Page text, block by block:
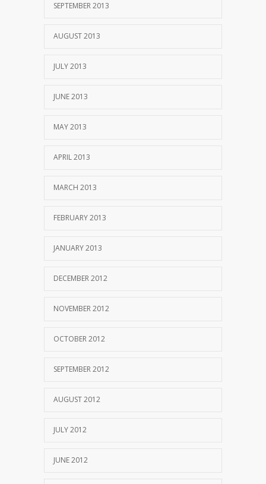
SEPTEMBER 2013
AUGUST 2013
JULY 2013
JUNE 2013
MAY 2013
APRIL 2013
MARCH 2013
FEBRUARY 2013
JANUARY 2013
DECEMBER 2012
NOVEMBER 2012
OCTOBER 2012
SEPTEMBER 2012
AUGUST 2012
JULY 2012
JUNE 2012